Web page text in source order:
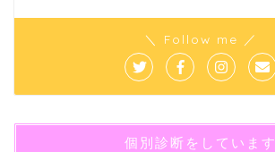
＼ Follow me ／
個別診断をしています